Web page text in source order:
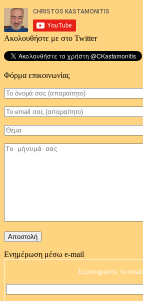
Ακολουθήστε με στο Twitter
Φόρμα επικοινωνίας
Ενημέρωση μέσω e-mail
Συμπληρώστε το